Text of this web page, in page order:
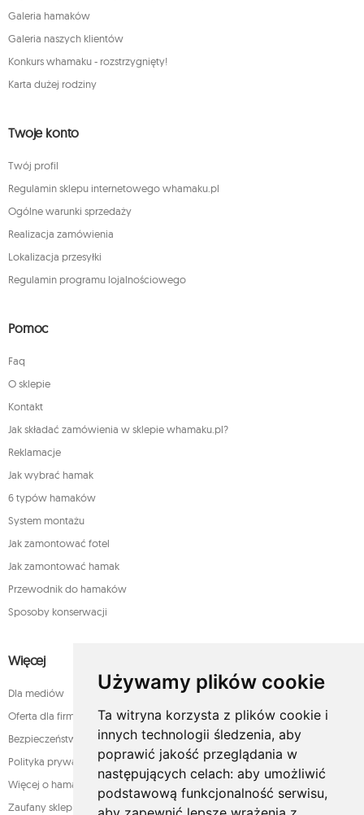
Używamy plików cookie
Ta witryna korzysta z plików cookie i
innych technologii śledzenia, aby
poprawić jakość przeglądania w
następujących celach: aby umożliwić
podstawową funkcjonalność serwisu,
Galeria hamaków
Galeria naszych klientów
Konkurs whamaku - rozstrzygnięty!
Karta dużej rodziny
Twoje konto
Twój profil
Regulamin sklepu internetowego whamaku.pl
Ogólne warunki sprzedaży
Realizacja zamówienia
Lokalizacja przesyłki
Regulamin programu lojalnościowego
Pomoc
Faq
O sklepie
Kontakt
Jak składać zamówienia w sklepie whamaku.pl?
Reklamacje
Jak wybrać hamak
6 typów hamaków
System montażu
Jak zamontować fotel
Jak zamontować hamak
Przewodnik do hamaków
Sposoby konserwacji
Więcej
Dla mediów
Oferta dla firm
Bezpieczeństwo płatności
Polityka prywatności
Więcej o hamakach
Zaufany sklep